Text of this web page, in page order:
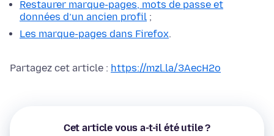
Restaurer marque-pages, mots de passe et
données d’un ancien profil ;
Les marque-pages dans Firefox.
Partagez cet article : https://mzl.la/3AecH2o
Cet article vous a-t-il été utile ?